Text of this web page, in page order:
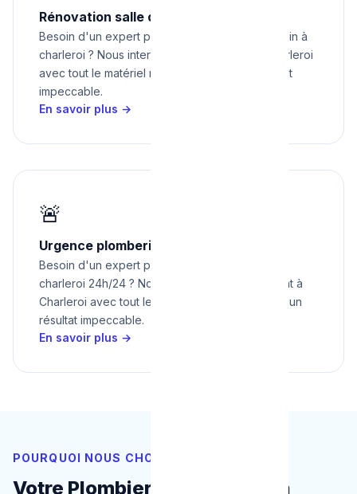
Rénovation salle de bain à Charleroi
Besoin d'un expert pour rénovation salle de bain à
charleroi ? Nous intervenons rapidement à Charleroi
avec tout le matériel nécessaire pour un résultat
impeccable.
En savoir plus →
🚨
Urgence plomberie à Charleroi 24h/24
Besoin d'un expert pour urgence plomberie à
charleroi 24h/24 ? Nous intervenons rapidement à
Charleroi avec tout le matériel nécessaire pour un
résultat impeccable.
En savoir plus →
POURQUOI NOUS CHOISIR
Votre Plombier de Proximité à